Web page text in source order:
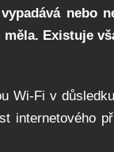
nebo
Existuje
Wi-Fi v
internetového